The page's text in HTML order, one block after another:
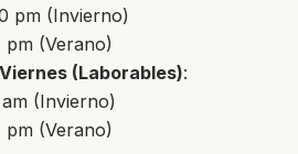
pm (Invierno)
pm (Verano)
(Laborables):
(Invierno)
pm (Verano)